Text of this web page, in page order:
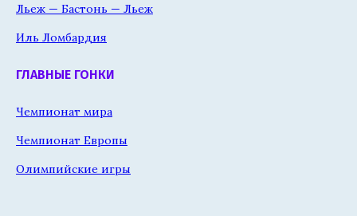
Льеж — Бастонь — Льеж
Иль Ломбардия
ГЛАВНЫЕ ГОНКИ
Чемпионат мира
Чемпионат Европы
Олимпийские игры